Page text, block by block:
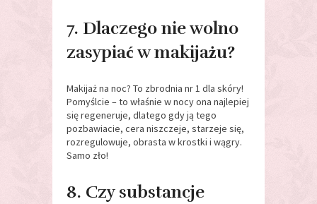
7. Dlaczego nie wolno
zasypiać w makijażu?
Makijaż na noc? To zbrodnia nr 1 dla skóry!
Pomyślcie – to właśnie w nocy ona najlepiej
się regeneruje, dlatego gdy ją tego
pozbawiacie, cera niszczeje, starzeje się,
rozregulowuje, obrasta w krostki i wągry.
Samo zło!
8. Czy substancje